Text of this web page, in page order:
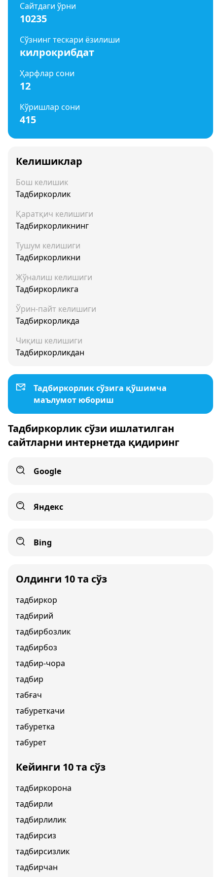
Сайтдаги ўрни
10235
Сўзнинг тескари ёзилиши
килрокрибдат
Ҳарфлар сони
12
Кўришлар сони
415
Келишиклар
Бош келишик
Тадбиркорлик
Қаратқич келишиги
Тадбиркорликнинг
Тушум келишиги
Тадбиркорликни
Жўналиш келишиги
Тадбиркорликга
Ўрин-пайт келишиги
Тадбиркорликда
Чиқиш келишиги
Тадбиркорликдан
Тадбиркорлик сўзига қўшимча
маълумот юбориш
Тадбиркорлик сўзи ишлатилган
сайтларни интернетда қидиринг
Google
Яндекс
Bing
Олдинги 10 та сўз
тадбиркор
тадбирий
тадбирбозлик
тадбирбоз
тадбир-чора
тадбир
табғач
табуреткачи
табуретка
табурет
Кейинги 10 та сўз
тадбиркорона
тадбирли
тадбирлилик
тадбирсиз
тадбирсизлик
тадбирчан